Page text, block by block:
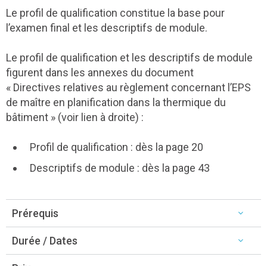
Le profil de qualification constitue la base pour
l’examen final et les descriptifs de module.
Le profil de qualification et les descriptifs de module
figurent dans les annexes du document
« Directives relatives au règlement concernant l’EPS
de maître en planification dans la thermique du
bâtiment » (voir lien à droite) :
Profil de qualification : dès la page 20
Descriptifs de module : dès la page 43
Prérequis
Durée / Dates